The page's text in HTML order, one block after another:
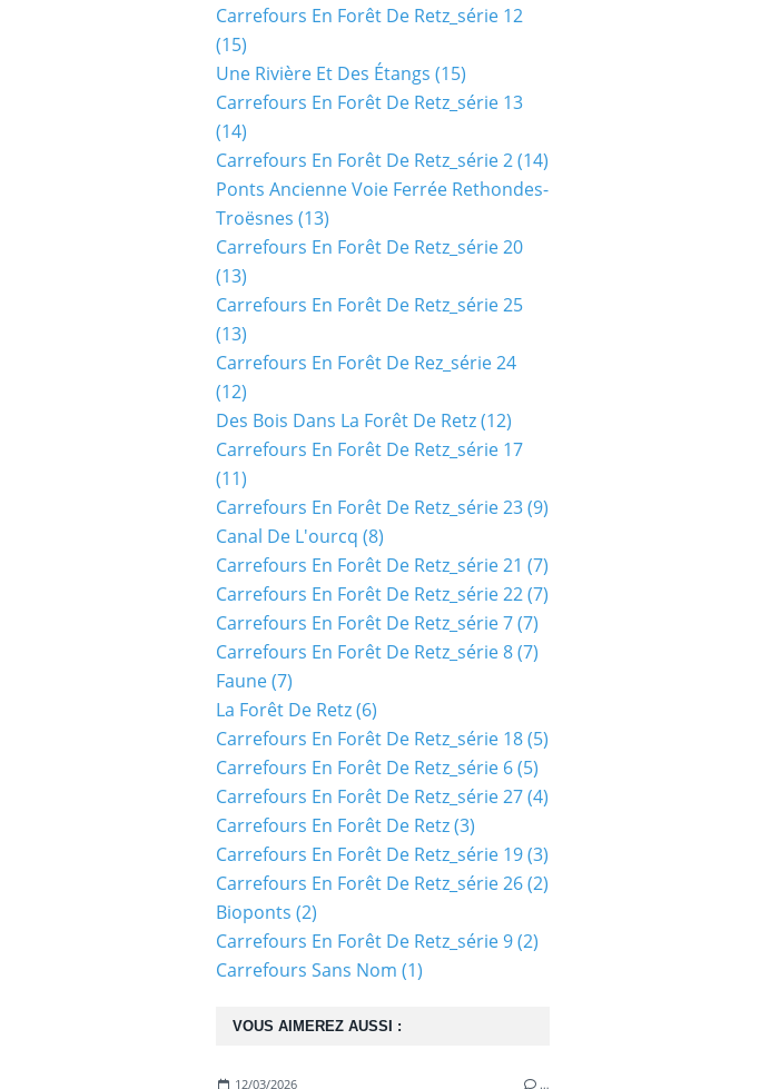
VOUS AIMEREZ AUSSI :
12/03/2026 …
Carrefours En Forêt De Retz_série 12
(15)
Une Rivière Et Des Étangs (15)
Carrefours En Forêt De Retz_série 13
(14)
Carrefours En Forêt De Retz_série 2(14)
Ponts Ancienne Voie Ferrée Rethondes-
Troësnes (13)
Carrefours En Forêt De Retz_série 20
(13)
Carrefours En Forêt De Retz_série 25
(13)
Carrefours En Forêt De Rez_série 24
(12)
Des Bois Dans La Forêt De Retz(12)
Carrefours En Forêt De Retz_série 17
(11)
Carrefours En Forêt De Retz_série 23(9)
Canal De L'ourcq (8)
Carrefours En Forêt De Retz_série 21 (7)
Carrefours En Forêt De Retz_série 22(7)
Carrefours En Forêt De Retz_série 7(7)
Carrefours En Forêt De Retz_série 8(7)
Faune(7)
La Forêt De Retz(6)
Carrefours En Forêt De Retz_série 18(5)
Carrefours En Forêt De Retz_série 6(5)
Carrefours En Forêt De Retz_série 27(4)
Carrefours En Forêt De Retz(3)
Carrefours En Forêt De Retz_série 19(3)
Carrefours En Forêt De Retz_série 26(2)
Bioponts (2)
Carrefours En Forêt De Retz_série 9(2)
Carrefours Sans Nom (1)